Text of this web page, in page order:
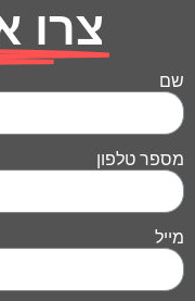
צרו
שם
מספר טלפון
מייל